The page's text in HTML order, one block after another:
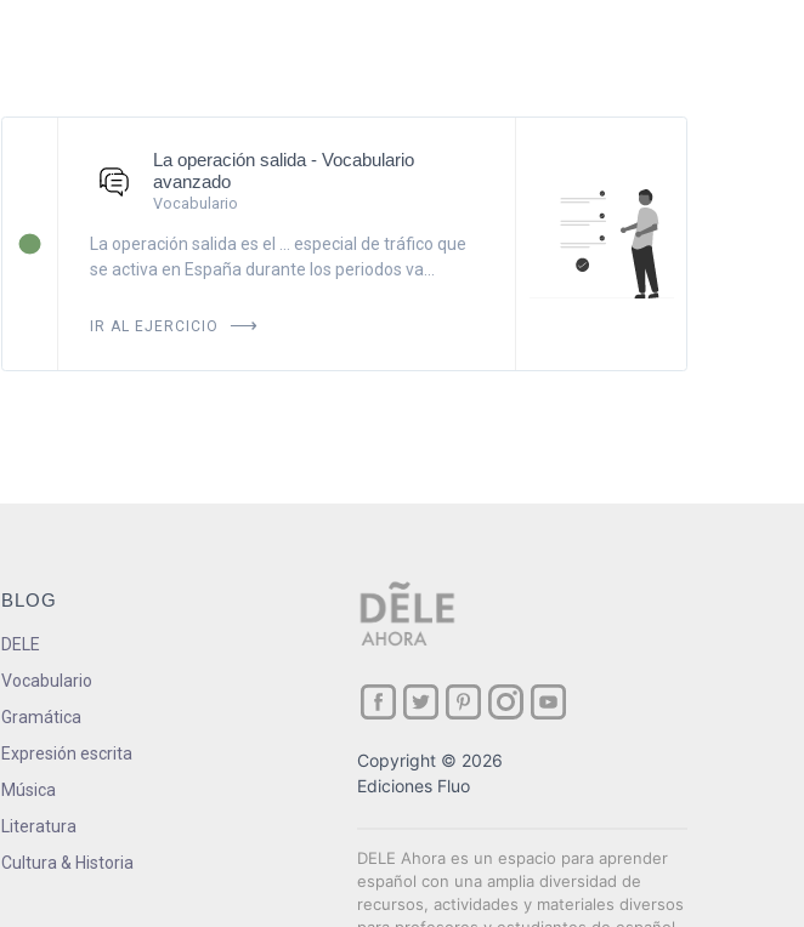
La operación salida - Vocabulario
avanzado
Vocabulario
La operación salida es el ... especial de tráfico que
se activa en España durante los periodos va...
IR AL EJERCICIO
BLOG
DELE
Vocabulario
Gramática
Expresión escrita
Música
Literatura
Cultura & Historia
Copyright © 2026
Ediciones Fluo
DELE Ahora es un espacio para aprender
español con una amplia diversidad de
recursos, actividades y materiales diversos